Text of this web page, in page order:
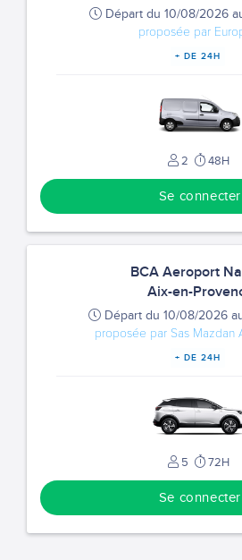
Départ du 10/08/2026
proposée par
+ DE 24H
2 48H
Se connecter
BCA Aeroport
Aix-en-
Départ du 10/08/2026
proposée par Sas Mazdan
+ DE 24H
5 72H
Se connecter